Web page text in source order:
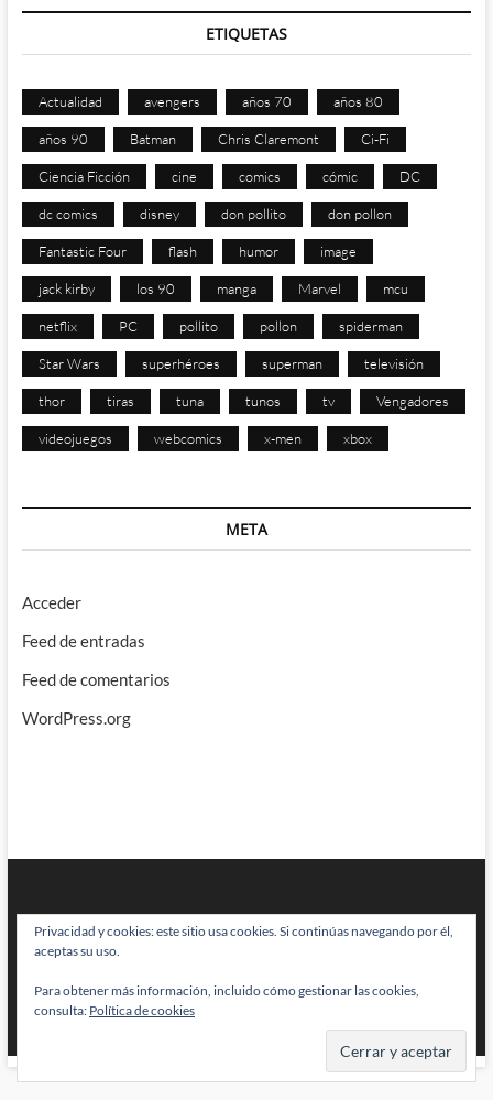
ETIQUETAS
Actualidad avengers años 70 años 80
años 90 Batman Chris Claremont Ci-Fi
Ciencia Ficción cine comics cómic DC
dc comics disney don pollito don pollon
Fantastic Four flash humor image
jack kirby los 90 manga Marvel mcu
netflix PC pollito pollon spiderman
Star Wars superhéroes superman televisión
thor tiras tuna tunos tv Vengadores
videojuegos webcomics x-men xbox
META
Acceder
Feed de entradas
Feed de comentarios
WordPress.org
BRAINSTOMPING| Diseñado por:Theme Freesia|WordPress| © Todos
los derechos reservados
Privacidad y cookies: este sitio usa cookies. Si continúas navegando por él,
aceptas su uso.
Para obtener más información, incluido cómo gestionar las cookies,
consulta: Política de cookies